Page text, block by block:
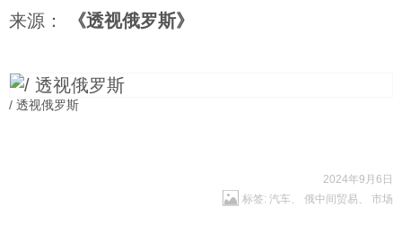
军事
评论
来源： 《透视俄罗斯》
/ 透视俄罗斯
2024年9月6日
标签: 汽车、 俄中间贸易 、 市场